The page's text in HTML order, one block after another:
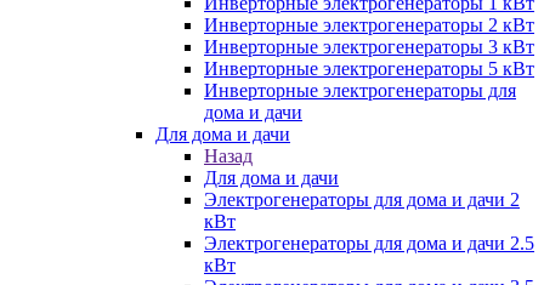
Инверторные электрогенераторы 2 кВт
Инверторные электрогенераторы 3 кВт
Инверторные электрогенераторы 5 кВт
Инверторные электрогенераторы для
дома и дачи
Для дома и дачи
Назад
Для дома и дачи
Электрогенераторы для дома и дачи 2
кВт
Электрогенераторы для дома и дачи 2.5
кВт